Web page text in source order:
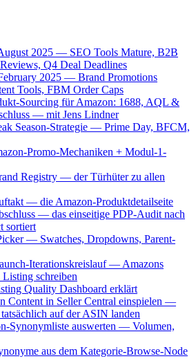
2025 — SEO Tools Mature, B2B
Q4 Deal Deadlines
2025 — Brand Promotions
Tools, FBM Order Caps
Sourcing für Amazon: 1688, AQL &
— mit Jens Lindner
Season-Strategie — Prime Day, BFCM,
Promo-Mechaniken + Modul-1-
Registry — der Türhüter zu allen
— die Amazon-Produktdetailseite
— das einseitige PDP-Audit nach
sortiert
— Swatches, Dropdowns, Parent-
Iterationskreislauf — Amazons
schreiben
Quality Dashboard erklärt
Content in Seller Central einspielen —
auf der ASIN landen
Synonymliste auswerten — Volumen,
aus dem Kategorie-Browse-Node